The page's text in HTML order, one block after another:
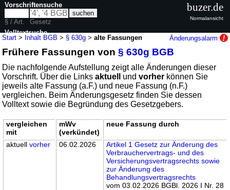
Start > Inhalt BGB > § 630g >alte Fassungen Änderungsalarm
Frühere Fassungen von§ 630g BGB
Die nachfolgende Aufstellung zeigt alle Änderungen dieser
Vorschrift. Über die Linksaktuell undvorher können Sie
jeweils alte Fassung (a.F.) und neue Fassung (n.F.)
vergleichen. Beim Änderungsgesetz finden Sie dessen
Volltext sowie die Begründung des Gesetzgebers.
vergleichen
mit
mWv
(verkündet)
neue Fassung durch
aktuellvorher 06.02.2026
Artikel 1 Gesetz zur Änderung des
Verbrauchervertrags- und des
Versicherungsvertragsrechts sowie
zur Änderung des
Behandlungsvertragsrechts
vom 03.02.2026 BGBl. 2026 I Nr. 28
Vorschriftensuche
§ / Art.
Gesetz
Volltextsuche
nur in BGB
buzer.de
Normalansicht